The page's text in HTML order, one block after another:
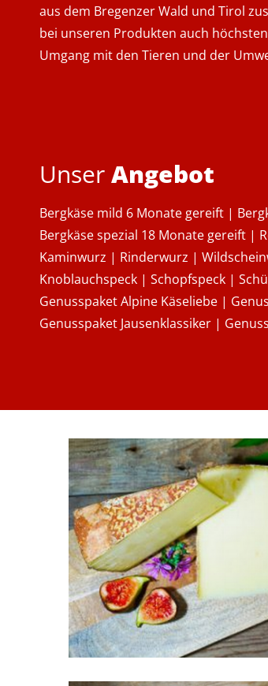
aus dem Bregenzer Wald und Tirol
bei unseren Produkten auch
Umgang mit den Tieren und der
UnserAngebot
Bergkäse mild 6 Monate gereift |
Bergkäse spezial 18 Monate gereift |
Kaminwurz | Rinderwurz |
Knoblauchspeck | Schopfspeck |
Genusspaket Alpine Käseliebe |
Genusspaket Jausenklassiker |